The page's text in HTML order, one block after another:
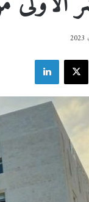
فيسبوك